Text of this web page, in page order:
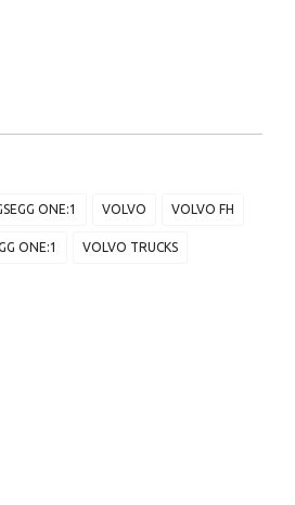
ONE:1 VOLVO VOLVO FH
ONE:1 VOLVO TRUCKS